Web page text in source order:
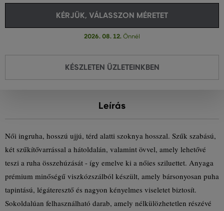
KÉRJÜK, VÁLASSZON MÉRETET
2026. 08. 12. Önnél
KÉSZLETEN ÜZLETEINKBEN
Leírás
Női ingruha, hosszú ujjú, térd alatti szoknya hosszal. Szűk szabású,
két szűkítővarrással a hátoldalán, valamint övvel, amely lehetővé
teszi a ruha összehúzását - így emelve ki a nőies sziluettet. Anyaga
prémium minőségű viszkózszálból készült, amely bársonyosan puha
tapintású, légáteresztő és nagyon kényelmes viseletet biztosít.
Sokoldalúan felhasználható darab, amely nélkülözhetetlen részévé